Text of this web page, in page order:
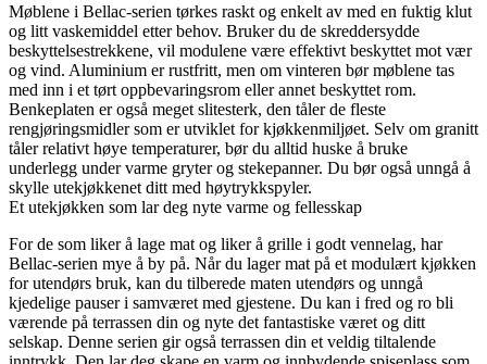
Møblene i Bellac-serien tørkes raskt og enkelt av med en fuktig klut
og litt vaskemiddel etter behov. Bruker du de skreddersydde
beskyttelsestrekkene, vil modulene være effektivt beskyttet mot vær
og vind. Aluminium er rustfritt, men om vinteren bør møblene tas
med inn i et tørt oppbevaringsrom eller annet beskyttet rom.
Benkeplaten er også meget slitesterk, den tåler de fleste
rengjøringsmidler som er utviklet for kjøkkenmiljøet. Selv om granitt
tåler relativt høye temperaturer, bør du alltid huske å bruke
underlegg under varme gryter og stekepanner. Du bør også unngå å
skylle utekjøkkenet ditt med høytrykkspyler.
Et utekjøkken som lar deg nyte varme og fellesskap
For de som liker å lage mat og liker å grille i godt vennelag, har
Bellac-serien mye å by på. Når du lager mat på et modulært kjøkken
for utendørs bruk, kan du tilberede maten utendørs og unngå
kjedelige pauser i samværet med gjestene. Du kan i fred og ro bli
værende på terrassen din og nyte det fantastiske været og ditt
selskap. Denne serien gir også terrassen din et veldig tiltalende